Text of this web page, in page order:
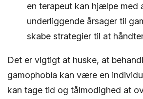
en terapeut kan hjælpe med
underliggende årsager til
skabe strategier til at
Det er vigtigt at huske, at
gamophobia kan være en
kan tage tid og tålmodighed at